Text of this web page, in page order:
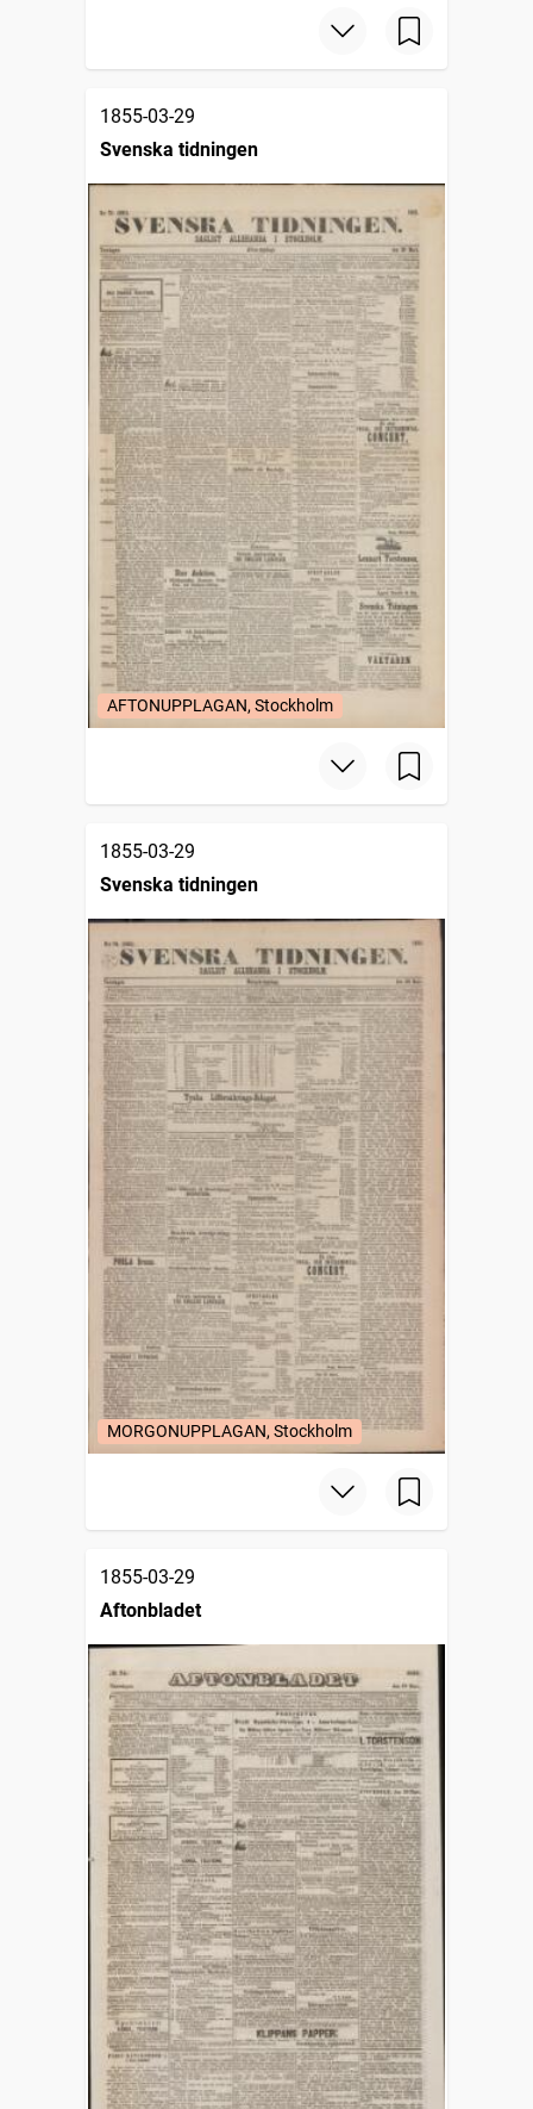
1855-03-29
Svenska tidningen
AFTONUPPLAGAN, Stockholm
1855-03-29
Svenska tidningen
MORGONUPPLAGAN, Stockholm
1855-03-29
Aftonbladet